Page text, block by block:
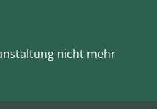
nicht mehr